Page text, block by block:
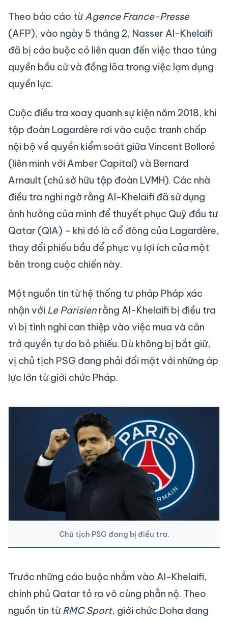
Theo báo cáo từAgence France-Presse
(AFP), vào ngày 5 tháng 2, Nasser Al-Khelaifi
đã bị cáo buộc có liên quan đến việc thao túng
quyền bầu cử và đồng lõa trong việc lạm dụng
quyền lực.
Cuộc điều tra xoay quanh sự kiện năm 2018, khi
tập đoàn Lagardère rơi vào cuộc tranh chấp
nội bộ về quyền kiểm soát giữa Vincent Bolloré
(liên minh với Amber Capital) và Bernard
Arnault (chủ sở hữu tập đoàn LVMH). Các nhà
điều tra nghi ngờ rằng Al-Khelaifi đã sử dụng
ảnh hưởng của mình để thuyết phục Quỹ đầu tư
Qatar (QIA) – khi đó là cổ đông của Lagardère,
thay đổi phiếu bầu để phục vụ lợi ích của một
bên trong cuộc chiến này.
Một nguồn tin từ hệ thống tư pháp Pháp xác
nhận với Le Parisien rằng Al-Khelaifi bị điều tra
vì bị tình nghi can thiệp vào việc mua và cản
trở quyền tự do bỏ phiếu. Dù không bị bắt giữ,
vị chủ tịch PSG đang phải đối mặt với những áp
lực lớn từ giới chức Pháp.
Chủ tịch PSG đang bị điều tra.
Trước những cáo buộc nhắm vào Al-Khelaifi,
chính phủ Qatar tỏ ra vô cùng phẫn nộ. Theo
nguồn tin từRMC Sport, giới chức Doha đang